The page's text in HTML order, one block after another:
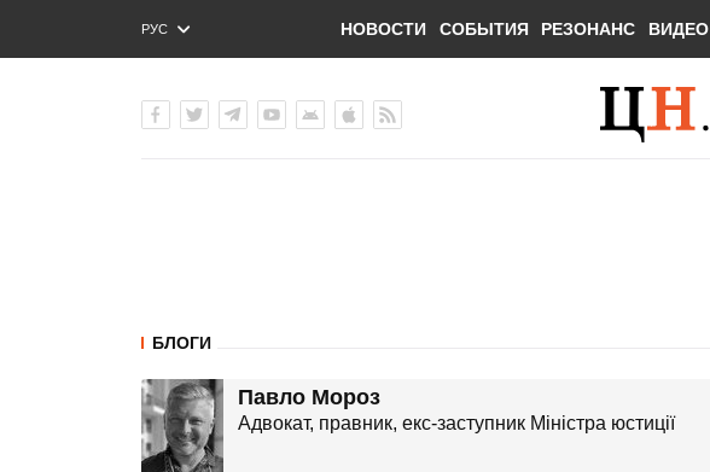
РУС
ENG
НОВОСТИ СОБЫТИЯ РЕЗОНАНС ВИДЕО
БЛОГИ
Павло Мороз
Адвокат, правник, екс-заступник Міністра юстиції